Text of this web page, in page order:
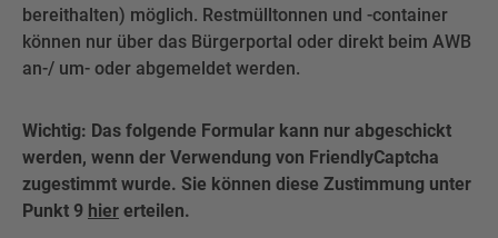
bereithalten) möglich. Restmülltonnen und -container
können nur über das Bürgerportal oder direkt beim AWB
an-/ um- oder abgemeldet werden.
Wichtig: Das folgende Formular kann nur abgeschickt
werden, wenn der Verwendung von FriendlyCaptcha
zugestimmt wurde. Sie können diese Zustimmung unter
Punkt 9 hier erteilen.